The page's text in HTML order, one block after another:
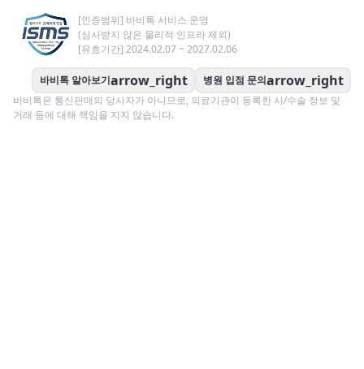
[인증범위] 바비톡 서비스 운영
(심사받지 않은 물리적 인프라 제외)
[유효기간] 2024.02.07 ~ 2027.02.06
바비톡 알아보기arrow_right 병원 입점 문의arrow_right
바비톡은 통신판매의 당사자가 아니므로, 의료기관이 등록한 시/수술 정보 및
거래 등에 대해 책임을 지지 않습니다.